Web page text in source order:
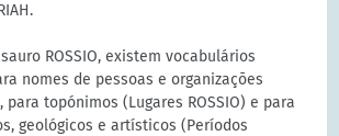
ROSSIO, existem vocabulários
nomes de pessoas e organizações
para topónimos (Lugares ROSSIO) e para
geológicos e artísticos (Períodos